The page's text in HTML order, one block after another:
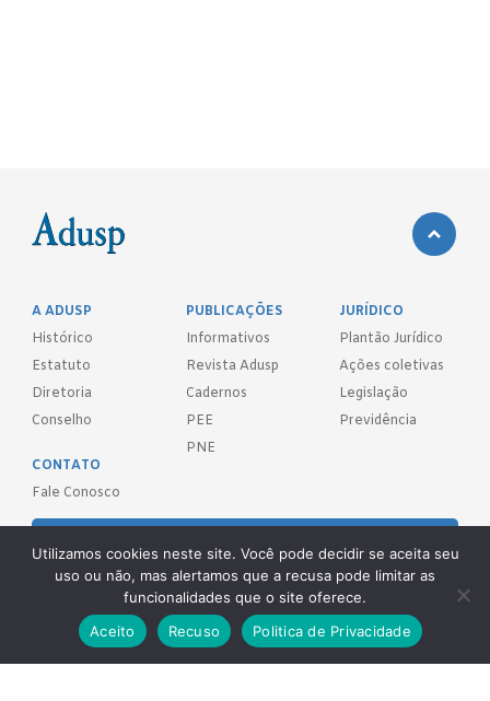
A ADUSP
Histórico
Estatuto
Diretoria
Conselho
PUBLICAÇÕES
Informativos
Revista Adusp
Cadernos
PEE
PNE
JURÍDICO
Plantão Jurídico
Ações coletivas
Legislação
Previdência
CONTATO
Fale Conosco
REDES SOCIAIS
Utilizamos cookies neste site. Você pode decidir se aceita seu
uso ou não, mas alertamos que a recusa pode limitar as
funcionalidades que o site oferece.
Aceito
Recuso Politica de Privacidade